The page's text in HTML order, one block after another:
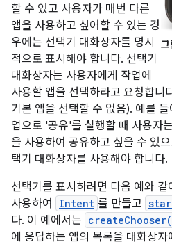
할 수 있고 사용자가 매번 다른
앱을 사용하고 싶어할 수 있는 경
우에는 선택기 대화상자를 명시
적으로 표시해야 합니다. 선택기
대화상자는 사용자에게 작업에
사용할 앱을 선택하라고 요청합니
기본 앱을 선택할 수 없음). 예를 들
업으로 '공유'를 실행할 때 사용자
을 사용하여 공유하고 싶을 수 있
택기 대화상자를 사용해야 합니다.
선택기를 표시하려면 다음 예와 같
사용하여
Intent 를 만들고
다. 이 예에서는
에 응답하는 앱의 목록을 대화상